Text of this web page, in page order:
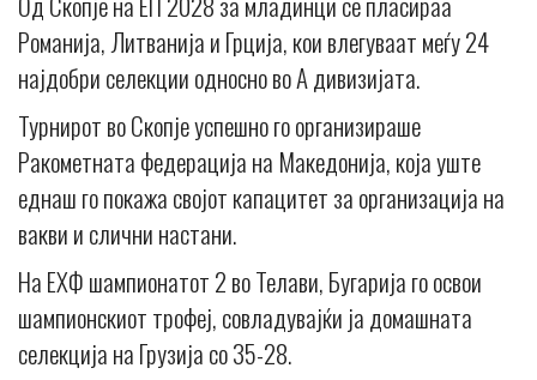
Романија, Литванија и Грција, кои влегуваат меѓу 24
најдобри селекции односно во А дивизијата.
Турнирот во Скопје успешно го организираше
Ракометната федерација на Македонија, која уште
еднаш го покажа својот капацитет за организација на
вакви и слични настани.
На ЕХФ шампионатот 2 во Телави, Бугарија го освои
шампионскиот трофеј, совладувајќи ја домашната
селекција на Грузија со 35-28.